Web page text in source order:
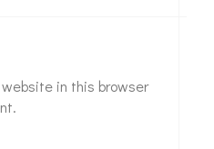
in this browser